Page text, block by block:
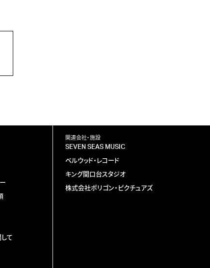
て
関連会社・施設
SEVEN SEAS MUSIC
ベルウッド・レコード
キング関口台スタジオ
株式会社ポリゴン・ピクチュアズ